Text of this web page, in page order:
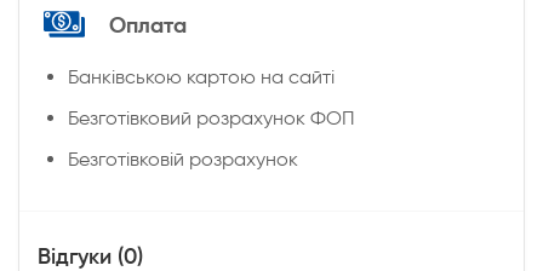
Оплата
Банківською картою на сайті
Безготівковий розрахунок ФОП
Безготівковій розрахунок
Відгуки (0)